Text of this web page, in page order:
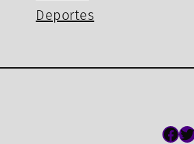
Deportes
Facebook Twitter